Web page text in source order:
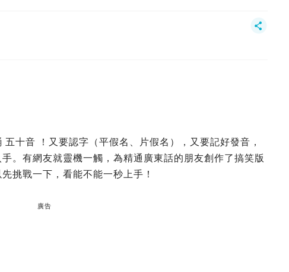
十音 ！又要認字（平假名、片假名），又要記好發音，
。有網友就靈機一觸，為精通廣東話的朋友創作了搞笑版
挑戰一下，看能不能一秒上手！
廣告